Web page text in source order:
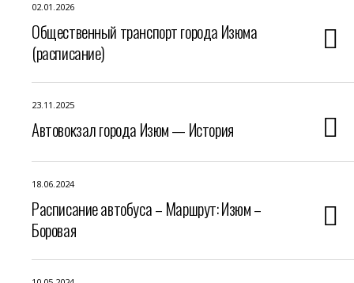
02.01.2026
Общественный транспорт города Изюма
(расписание)
23.11.2025
Автовокзал города Изюм — История
18.06.2024
Расписание автобуса – Маршрут: Изюм –
Боровая